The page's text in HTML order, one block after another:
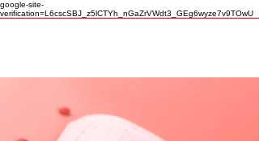
google-site-
verification=L6cscSBJ_z5lCTYh_nGaZrVWdt3_GEg6wyze7v9TOwU